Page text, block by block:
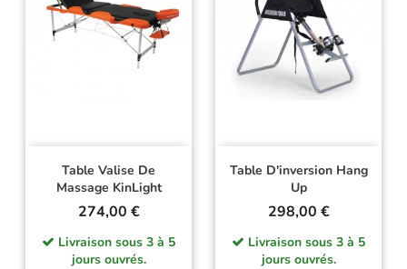
Table Valise De
Massage KinLight
Prix
274,00 €
Livraison sous 3 à 5
jours ouvrés.
Table D'inversion Hang
Up
Prix
298,00 €
Livraison sous 3 à 5
jours ouvrés.